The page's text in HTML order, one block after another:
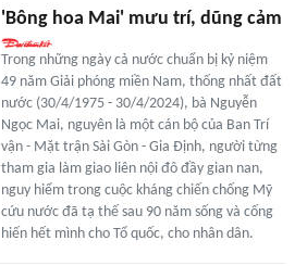
'Bông hoa Mai' mưu trí, dũng cảm
Trong những ngày cả nước chuẩn bị kỷ niệm
49 năm Giải phóng miền Nam, thống nhất đất
nước (30/4/1975 - 30/4/2024), bà Nguyễn
Ngọc Mai, nguyên là một cán bộ của Ban Trí
vận - Mặt trận Sài Gòn - Gia Định, người từng
tham gia làm giao liên nội đô đầy gian nan,
nguy hiểm trong cuộc kháng chiến chống Mỹ
cứu nước đã tạ thế sau 90 năm sống và cống
hiến hết mình cho Tổ quốc, cho nhân dân.